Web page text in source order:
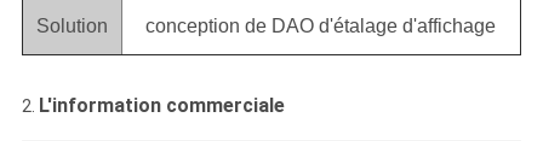
Solution
conception de DAO d'étalage d'affichage
2. L'information commerciale